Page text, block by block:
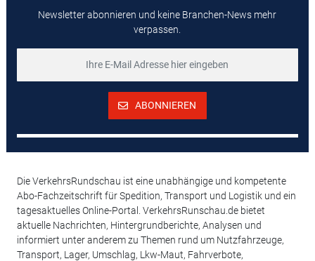
Newsletter abonnieren und keine Branchen-News mehr
verpassen.
ABONNIEREN
Die VerkehrsRundschau ist eine unabhängige und kompetente
Abo-Fachzeitschrift für Spedition, Transport und Logistik und ein
tagesaktuelles Online-Portal. VerkehrsRunschau.de bietet
aktuelle Nachrichten, Hintergrundberichte, Analysen und
informiert unter anderem zu Themen rund um Nutzfahrzeuge,
Transport, Lager, Umschlag, Lkw-Maut, Fahrverbote,